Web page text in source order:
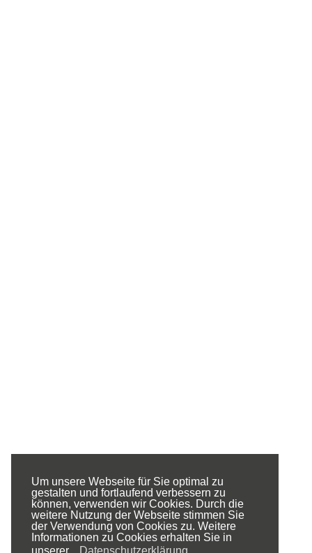
Um unsere Webseite für Sie optimal zu
gestalten und fortlaufend verbessern zu
können, verwenden wir Cookies. Durch die
weitere Nutzung der Webseite stimmen Sie
der Verwendung von Cookies zu. Weitere
Informationen zu Cookies erhalten Sie in